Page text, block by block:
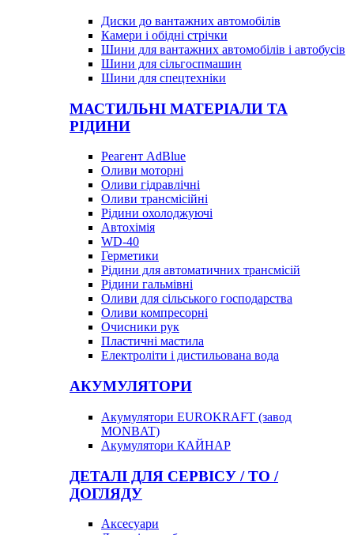
Диски до вантажних автомобілів
Камери і обідні стрічки
Шини для вантажних автомобілів і автобусів
Шини для сільгоспмашин
Шини для спецтехніки
МАСТИЛЬНІ МАТЕРІАЛИ ТА
РІДИНИ
Реагент AdBlue
Оливи моторні
Оливи гідравлічні
Оливи трансмісійні
Рідини охолоджуючі
Автохімія
WD-40
Герметики
Рідини для автоматичних трансмісій
Рідини гальмівні
Оливи для сільського господарства
Оливи компресорні
Очисники рук
Пластичні мастила
Електроліти і дистильована вода
АКУМУЛЯТОРИ
Акумулятори EUROKRAFT (завод
MONBAT)
Акумулятори КАЙНАР
ДЕТАЛІ ДЛЯ СЕРВІСУ / ТО /
ДОГЛЯДУ
Аксесуари